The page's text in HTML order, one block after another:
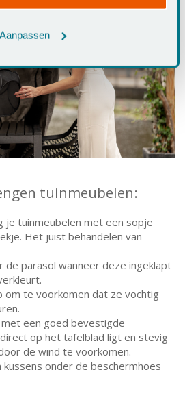
Aanpassen
tuinmeubelen:
je tuinmeubelen met een sopje
Het juist behandelen van
de parasol wanneer deze ingeklapt
om te voorkomen dat ze vochtig
een goed bevestigde
op het tafelblad ligt en stevig
de wind te voorkomen.
onder de beschermhoes